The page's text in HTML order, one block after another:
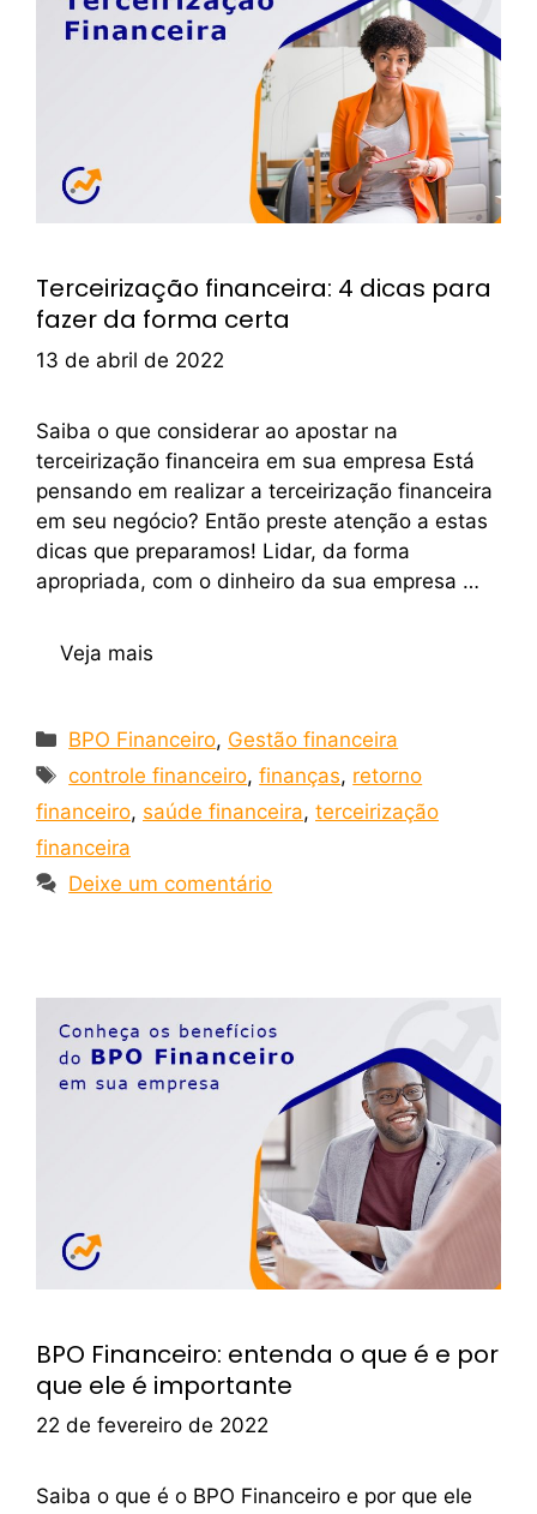
Terceirização financeira: 4 dicas para
fazer da forma certa
13 de abril de 2022
Saiba o que considerar ao apostar na
terceirização financeira em sua empresa Está
pensando em realizar a terceirização financeira
em seu negócio? Então preste atenção a estas
dicas que preparamos! Lidar, da forma
apropriada, com o dinheiro da sua empresa …
Veja mais
BPO Financeiro, Gestão financeira
controle financeiro,finanças, retorno
financeiro, saúde financeira, terceirização
financeira
Deixe um comentário
BPO Financeiro: entenda o que é e por
que ele é importante
22 de fevereiro de 2022
Saiba o que é o BPO Financeiro e por que ele